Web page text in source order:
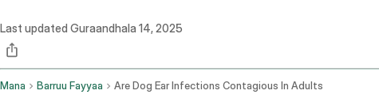
Last updated Guraandhala 14, 2025
Mana Barruu Fayyaa Are Dog Ear Infections Contagious In Adults